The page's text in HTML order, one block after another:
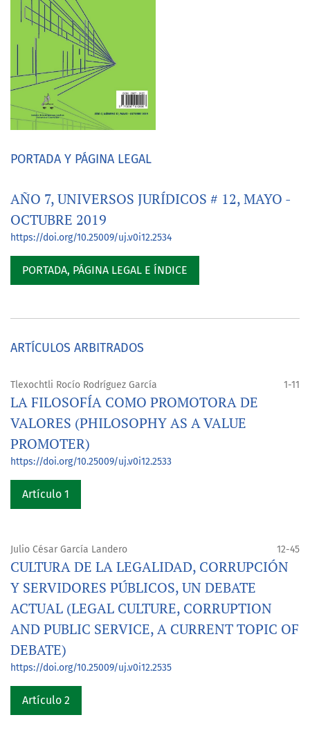
PORTADA Y PÁGINA LEGAL
AÑO 7, UNIVERSOS JURÍDICOS # 12, MAYO -
OCTUBRE 2019
https://doi.org/10.25009/uj.v0i12.2534
PORTADA, PÁGINA LEGAL E ÍNDICE
ARTÍCULOS ARBITRADOS
Tlexochtli Rocío Rodríguez García 1-11
LA FILOSOFÍA COMO PROMOTORA DE
VALORES (PHILOSOPHY AS A VALUE
PROMOTER)
https://doi.org/10.25009/uj.v0i12.2533
Artículo 1
Julio César García Landero 12-45
CULTURA DE LA LEGALIDAD, CORRUPCIÓN
Y SERVIDORES PÚBLICOS, UN DEBATE
ACTUAL (LEGAL CULTURE, CORRUPTION
AND PUBLIC SERVICE, A CURRENT TOPIC OF
DEBATE)
https://doi.org/10.25009/uj.v0i12.2535
Artículo 2